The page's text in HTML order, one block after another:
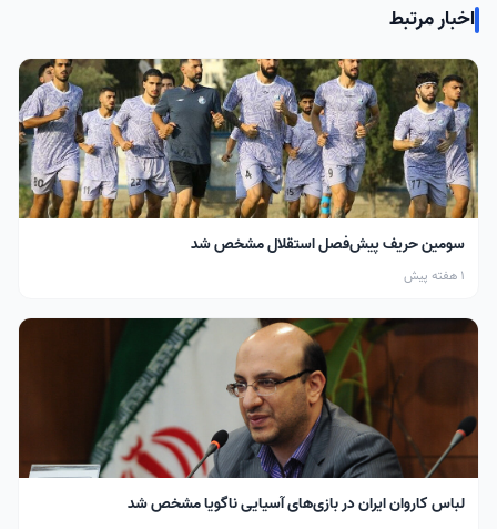
اخبار مرتبط
سومین حریف پیش‌فصل استقلال مشخص شد
1 هفته پیش
لباس کاروان ایران در بازی‌های آسیایی ناگویا مشخص شد